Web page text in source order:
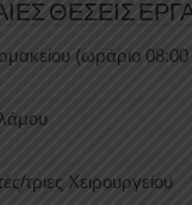
ΘΕΣΕΙΣ
(ωράριο
τριες Χειρουργείου